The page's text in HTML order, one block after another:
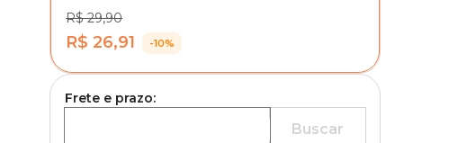
R$ 29,90
R$ 26,91 -10%
Frete e prazo:
Buscar